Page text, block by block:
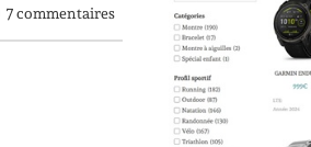
7 commentaires